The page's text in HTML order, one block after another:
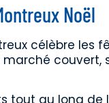
Noël
célèbre les
couvert,
tout au long de